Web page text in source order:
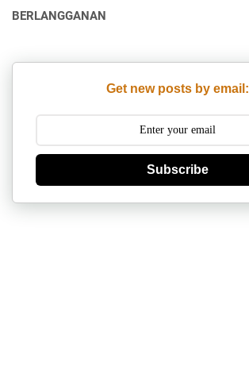
BERLANGGANAN
Get new posts by email:
Subscribe